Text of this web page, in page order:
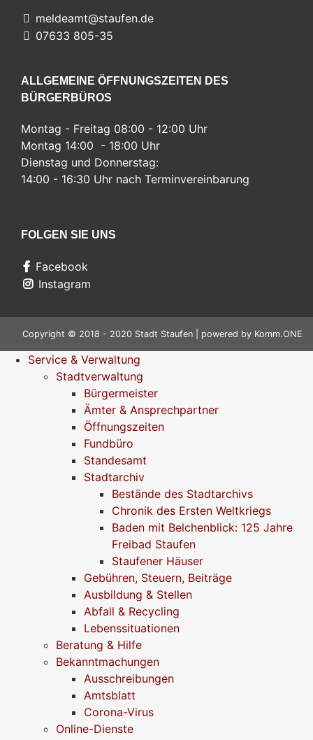
meldeamt@staufen.de
07633 805-35
ALLGEMEINE ÖFFNUNGSZEITEN DES
BÜRGERBÜROS
Montag - Freitag 08:00 - 12:00 Uhr
Montag 14:00 - 18:00 Uhr
Dienstag und Donnerstag:
14:00 - 16:30 Uhr nach Terminvereinbarung
FOLGEN SIE UNS
Facebook
Instagram
Copyright © 2018 - 2020 Stadt Staufen | powered by Komm.ONE
Service & Verwaltung
Stadtverwaltung
Bürgermeister
Ämter & Ansprechpartner
Öffnungszeiten
Fundbüro
Standesamt
Stadtarchiv
Bestände des Stadtarchivs
Chronik des Ersten Weltkriegs
Baden mit Belchenblick: 125 Jahre
Freibad Staufen
Staufener Häuser
Gebühren, Steuern, Beiträge
Ausbildung & Stellen
Abfall & Recycling
Lebenssituationen
Beratung & Hilfe
Bekanntmachungen
Ausschreibungen
Amtsblatt
Corona-Virus
Online-Dienste